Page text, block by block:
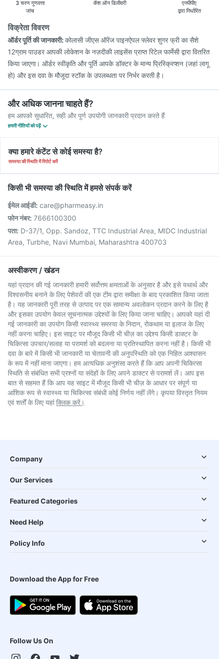
3 चरण गुणवत्ता
जांच
कॅश ऑन डिलीवरी
एनपीपीए
द्वारा निर्धारित
विक्रेता विवरण
ऑर्डर पूर्ति की जानकारी:कोलासी जीएस ऑरेंज पाइनऐपल फ्लेवर शुगर फ्री का सैशे
12ग्राम पाउडर आपकी लोकेशन के नज़दीकी लाइसेंस प्राप्त रिटेल फार्मेसी द्वारा वितरित
किया जाएगा। ऑर्डर स्वीकृति और पूर्ति आपके डॉक्टर के मान्य प्रिस्क्रिप्शन (जहां लागू
हो) और इस दवा के मौजूदा स्टॉक के उपलब्धता पर निर्भर करती है।
और अधिक जानना चाहते हैं?
हम आपको सुधारित, सही और पूर्ण उपयोगी जानकारी प्रदान करते हैं
हमारी नीतियों को पढ़ें
क्या हमारे कंटेंट से कोई समस्या है?
समस्या की स्थिति में रिपोर्ट करें
किसी भी समस्या की स्थिति में हमसे संपर्क करें
ईमेल आईडी: care@pharmeasy.in
फोन नंबर: 7666100300
पता: D-37/1, Opp. Sandoz, TTC Industrial Area, MIDC Industrial
Area, Turbhe, Navi Mumbai, Maharashtra 400703
अस्वीकरण / खंडन
यहां प्रदान की गई जानकारी हमारी सर्वोत्तम क्षमताओं के अनुसार है और इसे यथार्थ और
विश्वसनीय बनाने के लिए पेशेवरों की एक टीम द्वारा समीक्षा के बाद प्रकाशित किया जाता
है। यह जानकारी पूरी तरह से उत्पाद पर एक सामान्य अवलोकन प्रदान करने के लिए है
और इसका उपयोग केवल सूचनात्मक उद्देश्यों के लिए किया जाना चाहिए। आपको यहां दी
गई जानकारी का उपयोग किसी स्वास्थ्य समस्या के निदान, रोकथाम या इलाज के लिए
नहीं करना चाहिए। इस साइट पर मौजूद किसी भी चीज़ का उद्देश्य किसी डाक्टर के
चिकित्सा उपचार/सलाह या परामर्श को बदलना या प्रतिस्थापित करना नहीं है। किसी भी
दवा के बारे में किसी भी जानकारी या चेतावनी की अनुपस्थिति को एक निहित आश्वासन
के रूप में नहीं माना जाएगा। हम अत्यधिक अनुशंसा करते हैं कि आप अपनी चिकित्सा
स्थिति से संबंधित सभी प्रश्नों या संदेहों के लिए अपने डाक्टर से परामर्श लें। आप इस
बात से सहमत हैं कि आप यह साइट में मौजूद किसी भी चीज़ के आधार पर संपूर्ण या
आंशिक रूप से स्वास्थ्य या चिकित्सा संबंधी कोई निर्णय नहीं लेंगे। कृपया विस्तृत नियम
एवं शर्तों के लिए यहांक्लिक करें।
Company
Our Services
Featured Categories
Need Help
Policy Info
Download the App for Free
Follow Us On